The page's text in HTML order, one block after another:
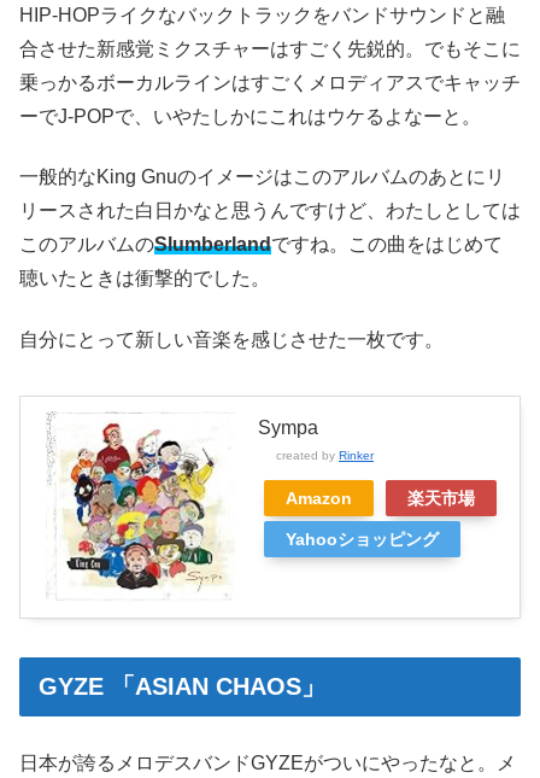
HIP-HOPライクなバックトラックをバンドサウンドと融
合させた新感覚ミクスチャーはすごく先鋭的。でもそこに
乗っかるボーカルラインはすごくメロディアスでキャッチ
ーでJ-POPで、いやたしかにこれはウケるよなーと。
一般的なKing Gnuのイメージはこのアルバムのあとにリ
リースされた白日かなと思うんですけど、わたしとしては
このアルバムのSlumberlandですね。この曲をはじめて
聴いたときは衝撃的でした。
自分にとって新しい音楽を感じさせた一枚です。
Sympa
created by Rinker
Amazon 楽天市場
Yahooショッピング
GYZE 「ASIAN CHAOS」
日本が誇るメロデスバンドGYZEがついにやったなと。メ